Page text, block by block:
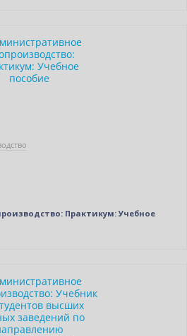
Практикум: Учебное